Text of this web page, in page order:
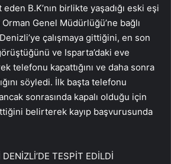
B.K’nın birlikte yaşadığı eski eşi
Orman Genel Müdürlüğü’ne bağlı
çalışmaya gittiğini, en son
ve Isparta’daki eve
telefonu kapattığını ve daha sonra
söyledi. İlk başta telefonu
ancak sonrasında kapalı olduğu için
belirterek kayıp başvurusunda
TESPİT EDİLDİ